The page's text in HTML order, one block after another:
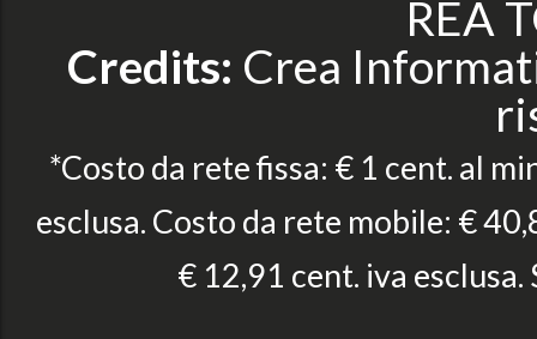
REA
Credits: Crea
*Costo da rete fissa: € 1 cent. al
esclusa. Costo da rete mobile: €
€ 12,91 cent. iva